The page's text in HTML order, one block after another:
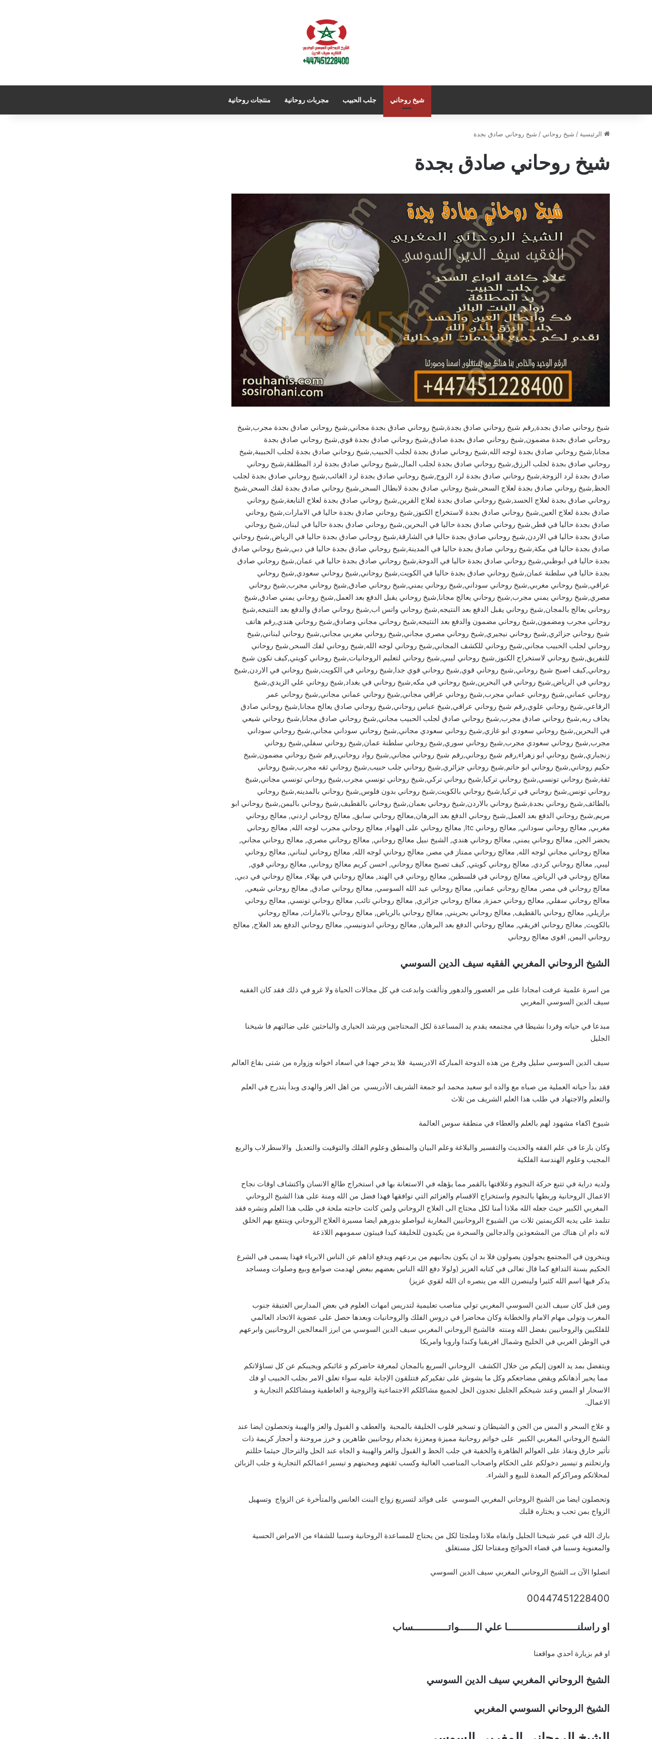
شيخ روحاني جلب الحبيب مجربات روحانية منتجات روحانية
الرئيسية / شيخ روحاني / شيخ روحاني صادق بجدة
شيخ روحاني صادق بجدة
شيخ روحاني صادق بجدة,رقم شيخ روحاني صادق بجدة,شيخ روحاني صادق بجدة مجاني,شيخ روحاني صادق بجدة مجرب,شيخ
روحاني صادق بجدة مضمون,شيخ روحاني صادق بجدة صادق,شيخ روحاني صادق بجدة قوي,شيخ روحاني صادق بجدة
مجانا,شيخ روحاني صادق بجدة لوجه الله,شيخ روحاني صادق بجدة لجلب الحبيب,شيخ روحاني صادق بجدة لجلب الحبيبة,شيخ
روحاني صادق بجدة لجلب الرزق,شيخ روحاني صادق بجدة لجلب المال,شيخ روحاني صادق بجدة لرد المطلقة,شيخ روحاني
صادق بجدة لرد الزوجة,شيخ روحاني صادق بجدة لرد الزوج,شيخ روحاني صادق بجدة لرد الغائب,شيخ روحاني صادق بجدة لجلب
الحظ,شيخ روحاني صادق بجدة لعلاج السحر,شيخ روحاني صادق بجدة لابطال السحر,شيخ روحاني صادق بجدة لفك السحر,شيخ
روحاني صادق بجدة لعلاج الحسد,شيخ روحاني صادق بجدة لعلاج القرين,شيخ روحاني صادق بجدة لعلاج التابعة,شيخ روحاني
صادق بجدة لعلاج العين,شيخ روحاني صادق بجدة لاستخراج الكنوز,شيخ روحاني صادق بجدة حاليا في الامارات,شيخ روحاني
صادق بجدة حاليا في قطر,شيخ روحاني صادق بجدة حاليا في البحرين,شيخ روحاني صادق بجدة حاليا في لبنان,شيخ روحاني
صادق بجدة حاليا في الاردن,شيخ روحاني صادق بجدة حاليا في الشارقة,شيخ روحاني صادق بجدة حاليا في الرياض,شيخ روحاني
صادق بجدة حاليا في مكة,شيخ روحاني صادق بجدة حاليا في المدينة,شيخ روحاني صادق بجدة حاليا في دبي,شيخ روحاني صادق
بجدة حاليا في ابوظبي,شيخ روحاني صادق بجدة حاليا في الدوحة,شيخ روحاني صادق بجدة حاليا في عمان,شيخ روحاني صادق
بجدة حاليا في سلطنة عمان,شيخ روحاني صادق بجدة حاليا في الكويت,شيخ روحاني,شيخ روحاني سعودي,شيخ روحاني
عراقي,شيخ روحاني مغربي,شيخ روحاني سوداني,شيخ روحاني يمني,شيخ روحاني صادق,شيخ روحاني مجرب,شيخ روحاني
مصري,شيخ روحاني يمني مجرب,شيخ روحاني يعالج مجانا,شيخ روحاني يقبل الدفع بعد العمل,شيخ روحاني يمني صادق,شيخ
روحاني يعالج بالمجان,شيخ روحاني يقبل الدفع بعد النتيجه,شيخ روحاني واتس اب,شيخ روحاني صادق والدفع بعد النتيجه,شيخ
روحاني مجرب ومضمون,شيخ روحاني مضمون والدفع بعد النتيجه,شيخ روحاني مجاني وصادق,شيخ روحاني هندي,رقم هاتف
شيخ روحاني جزائري,شيخ روحاني نيجيري,شيخ روحاني مصري مجاني,شيخ روحاني مغربي مجاني,شيخ روحاني لبناني,شيخ
روحاني لجلب الحبيب مجاني,شيخ روحاني للكشف المجاني,شيخ روحاني لوجه الله,شيخ روحاني لفك السحر,شيخ روحاني
للتفريق,شيخ روحاني لاستخراج الكنوز,شيخ روحاني ليبي,شيخ روحاني لتعليم الروحانيات,شيخ روحاني كويتي,كيف تكون شيخ
روحاني,كيف اصبح شيخ روحاني,شيخ روحاني قوي,شيخ روحاني قوي جدا,شيخ روحاني في الكويت,شيخ روحاني في الاردن,شيخ
روحاني في الرياض,شيخ روحاني في البحرين,شيخ روحاني في مكه,شيخ روحاني في بغداد,شيخ روحاني علي الزيدي,شيخ
روحاني عماني,شيخ روحاني عماني مجرب,شيخ روحاني عراقي مجاني,شيخ روحاني عماني مجاني,شيخ روحاني عمر
الرفاعي,شيخ روحاني علوي,رقم شيخ روحاني عراقي,شيخ عباس روحاني,شيخ روحاني صادق يعالج مجانا,شيخ روحاني صادق
يخاف ربه,شيخ روحاني صادق مجرب,شيخ روحاني صادق لجلب الحبيب مجاني,شيخ روحاني صادق مجانا,شيخ روحاني شيعي
في البحرين,شيخ روحاني سعودي ابو غازي,شيخ روحاني سعودي مجاني,شيخ روحاني سوداني مجاني,شيخ روحاني سوداني
مجرب,شيخ روحاني سعودي مجرب,شيخ روحاني سوري,شيخ روحاني سلطنة عمان,شيخ روحاني سفلي,شيخ روحاني
زنجباري,شيخ روحاني ابو زهراء,رقم شيخ روحاني,رقم شيخ روحاني مجاني,شيخ رواد روحاني,رقم شيخ روحاني مضمون,شيخ
حكيم روحاني,شيخ روحاني ابو حاتم,شيخ روحاني جزائري,شيخ روحاني جلب حبيب,شيخ روحاني ثقه مجرب,شيخ روحاني
ثقة,شيخ روحاني تونسي,شيخ روحاني تركيا,شيخ روحاني تركي,شيخ روحاني تونسي مجرب,شيخ روحاني تونسي مجاني,شيخ
روحاني تونس,شيخ روحاني في تركيا,شيخ روحاني بالكويت,شيخ روحاني بدون فلوس,شيخ روحاني بالمدينه,شيخ روحاني
بالطائف,شيخ روحاني بجدة,شيخ روحاني بالاردن,شيخ روحاني بعمان,شيخ روحاني بالقطيف,شيخ روحاني باليمن,شيخ روحاني ابو
مريم,شيخ روحاني الدفع بعد العمل,شيخ روحاني الدفع بعد البرهان,معالج روحاني سابق, معالج روحاني اردني, معالج روحاني
مغربي, معالج روحاني سوداني, معالج روحاني ltc, معالج روحاني على الهواء, معالج روحاني مجرب لوجه الله, معالج روحاني
يحضر الجن, معالج روحاني يمني, معالج روحاني هندي, الشيخ نبيل معالج روحاني, معالج روحاني مصري, معالج روحاني مجاني,
معالج روحاني مجاني لوجه الله, معالج روحاني ممتاز في مصر, معالج روحاني لوجه الله, معالج روحاني لبناني, معالج روحاني
ليبي, معالج روحاني كردي, معالج روحاني كويتي, كيف تصبح معالج روحاني, احسن كريم معالج روحاني, معالج روحاني قوي,
معالج روحاني في الرياض, معالج روحاني في فلسطين, معالج روحاني في الهند, معالج روحاني في بهلاء, معالج روحاني في دبي,
معالج روحاني في مصر, معالج روحاني عماني, معالج روحاني عبد الله السوسي, معالج روحاني صادق, معالج روحاني شيعي,
معالج روحاني سفلي, معالج روحاني حمزة, معالج روحاني جزائري, معالج روحاني تائب, معالج روحاني تونسي, معالج روحاني
برازيلي, معالج روحاني بالقطيف, معالج روحاني بحريني, معالج روحاني بالرياض, معالج روحاني بالامارات, معالج روحاني
بالكويت, معالج روحاني افريقي, معالج روحاني الدفع بعد البرهان, معالج روحاني اندونيسي, معالج روحاني الدفع بعد العلاج, معالج
روحاني اليمن, اقوى معالج روحاني
الشيخ الروحاني المغربي الفقيه سيف الدين السوسي
من اسرة علمية عرفت امجادا على مر العصور والدهور وتألقت وابدعت في كل مجالات الحياة ولا غرو في ذلك فقد كان الفقيه
سيف الدين السوسي المغربي
مبدعا في حياته وفردا نشيطا في مجتمعه يقدم يد المساعدة لكل المحتاجين ويرشد الحيارى والباحثين على ضالتهم فا شيخنا
الجليل
سيف الدين السوسي سليل وفرع من هذه الدوحة المباركة الادريسية فلا يدخر جهدا في اسعاد اخوانه وزواره من شتى بقاع العالم
فقد بدأ حياته العملية من صباه مع والده ابو سعيد محمد ابو جمعة الشريف الأدريسي من اهل العز والهدى وبدأ يتدرج في العلم
والتعلم والاجتهاد في طلب هذا العلم الشريف من ثلاث
شيوخ اكفاء مشهود لهم بالعلم والعطاء في منطقة سوس العالمة
وكان بارعا في علم الفقه والحديث والتفسير والبلاغة وعلم البيان والمنطق وعلوم الفلك والتوقيت والتعديل والاسطرلاب والربع
المجيب وعلوم الهندسة الفلكية
ولديه دراية في تتبع حركة النجوم وعلاقتها بالقمر مما يؤهله في الاستعانة بها في استخراج طالع الانسان واكتشاف اوقات نجاح
الاعمال الروحانية وربطها بالنجوم واستخراج الاقسام والعزائم التي توافقها فهذا فضل من الله ومنة على هذا الشيخ الروحاني
المغربي الكبير حيث جعله الله ملاذا أمنا لكل محتاج الى العلاج الروحاني ولمن كانت حاجته ملحة في طلب هذا العلم ونشره فقد
تتلمذ على يديه الكريمتين ثلات من الشيوخ الروحانيين المغاربة ليواصلو بدورهم ايضا مسيرة العلاج الروحاني وينتفع بهم الخلق
لانه دام ان هناك من المشعوذين والدجالين والسحرة من يكيدون للخليقة كيدا فيبثون سمومهم اللاذعة
وينخرون في المجتمع يجولون يصولون فلا بد ان يكون بجانبهم من يردعهم ويدفع اذاهم عن الناس الابرياء فهذا يسمى في الشرع
الحكيم بسنة التدافع كما قال تعالى في كتابه العزيز (ولولا دفع الله الناس بعضهم ببعض لهدمت صوامع وبيع وصلوات ومساجد
يذكر فيها اسم الله كثيرا ولينصرن الله من ينصره ان الله لقوي عزيز)
ومن قبل كان سيف الدين السوسي المغربي تولي مناصب تعليمية لتدريس امهات العلوم في بعض المدارس العتيقة جنوب
المغرب وتولى مهام الامام والخطابة وكان محاضرا في دروس الفلك والروحانيات وبعدها حصل على عضوية الاتحاد العالمي
للفلكيين والروحانيين بفضل الله ومنته فالشيخ الروحاني المغربي سيف الدين السوسي من ابرز المعالجين الروحانيين وابرعهم
في الوطن العربي في الخليج وشمال افريقيا وكندا واروبا وامريكا
ويتفضل بمد يد العون إليكم من خلال الكشف الروحاني السريع بالمجان لمعرفة حاضركم و غائبكم ويجيبكم عن كل تساؤلاتكم
مما يحير أذهانكم ويقض مضاجعكم وكل ما يشوش على تفكيركم فتتلقون الإجابة عليه سواء تعلق الامر بجلب الحبيب او فك
الاسحار او المس وعند شيخكم الجليل تجدون الحل لجميع مشاكلكم الاجتماعية والزوجية و العاطفية ومشاكلكم التجارية و
الاعمال.
و علاج السحر و المس من الجن و الشيطان و تسخير قلوب الخليقة بالمحبة والعطف و القبول والعز والهيبة وتحصلون ايضا عند
الشيخ الروحاني المغربي الكبير على خواتم روحانية مميزة ومعززة بخدام روحانيين طاهرين و خرز مروحنة و أحجار كريمة ذات
تأثير خارق ونفاذ على العوالم الظاهرة والخفية في جلب الحظ و القبول والعز والهيبة و الجاه عند الحل والترحال حيثما حللتم
وارتحلتم و تيسير دخولكم على الحكام واصحاب المناصب العالية وكسب ثقتهم ومحبتهم و تيسير اعمالكم التجارية و جلب الزبائن
لمحلاتكم ومراكزكم المعدة للبيع و الشراء.
وتحصلون ايضا من الشيخ الروحاني المغربي السوسي على فوائد لتسريع زواج البنت العانس والمتأخرة عن الزواج وتسهيل
الزواج بمن تحب و يختاره قلبك
بارك الله في عمر شيخنا الجليل وابقاه ملاذا وملجئا لكل من يحتاج للمساعدة الروحانية وسببا للشفاء من الامراض الحسية
والمعنوية وسببا في قضاء الحوائج ومفتاحا لكل مستغلق
اتصلوا الآن بــ الشيخ الروحاني المغربي سيف الدين السوسي
00447451228400
او راسلنــــــــــــــــــــــــا علي الــــــواتــــــــــــساب
او قم بزيارة احدي مواقعنا
الشيخ الروحاني المغربي سيف الدين السوسي
الشيخ الروحاني السوسي المغربي